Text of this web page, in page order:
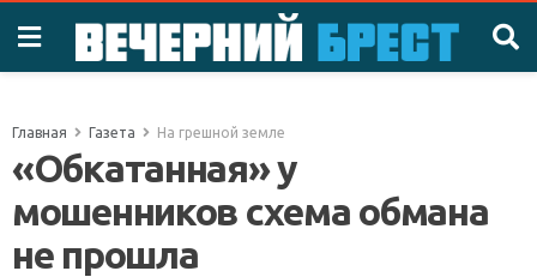
Главная Газета На грешной земле
«Обкатанная» у
мошенников схема обмана
не прошла